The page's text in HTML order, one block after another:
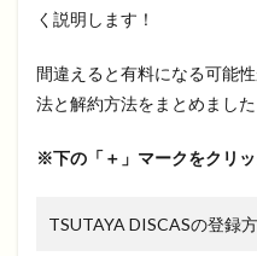
く説明します！
間違えると有料になる可能
法と解約方法をまとめました
※下の「＋」マークをクリッ
TSUTAYA DISCASの登録